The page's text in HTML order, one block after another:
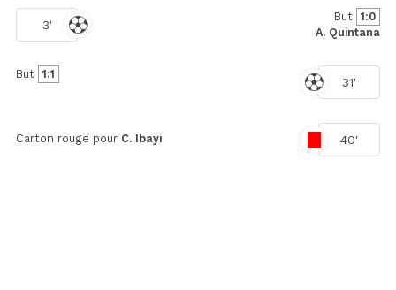
3'
But 1:0
A. Quintana
31'
But 1:1
40'
Carton rouge pour C. Ibayi